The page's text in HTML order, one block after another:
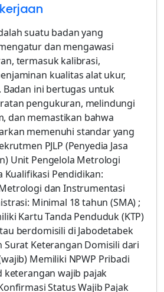
suatu badan yang
dan mengawasi
termasuk kalibrasi,
kualitas alat ukur,
Badan ini bertugas untuk
pengukuran, melindungi
dan memastikan bahwa
memenuhi standar yang
PJLP (Penyedia Jasa
Unit Pengelola Metrologi
Kualifikasi Pendidikan:
dan Instrumentasi
Minimal 18 tahun (SMA) ;
Kartu Tanda Penduduk (KTP)
berdomisili di Jabodetabek
Keterangan Domisili dari
Memiliki NPWP Pribadi
keterangan wajib pajak
Status Wajib Pajak